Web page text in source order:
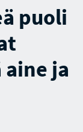
puoli
ja